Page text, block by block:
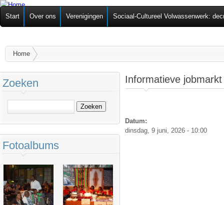
Federatie van
Zelforganisaties
Start Over ons Verenigingen Sociaal-Cultureel Volwassenwerk:
U bent hier
Home
Informatieve jobmarkt
Datum:
dinsdag, 9 juni, 2026 - 10:00
Zoeken
Fotoalbums